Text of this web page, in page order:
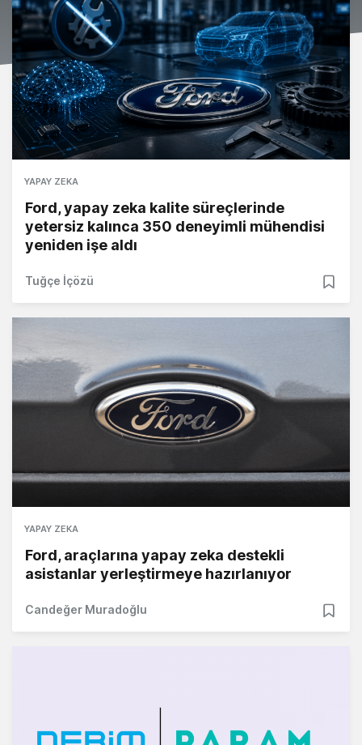
YAPAY ZEKA
Ford, yapay zeka kalite süreçlerinde
yetersiz kalınca 350 deneyimli mühendisi
yeniden işe aldı
Tuğçe İçözü
YAPAY ZEKA
Ford, araçlarına yapay zeka destekli
asistanlar yerleştirmeye hazırlanıyor
Candeğer Muradoğlu